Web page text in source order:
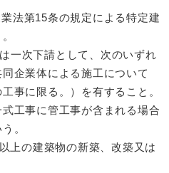
法第15条の規定による特定建
一次下請として、次のいずれ
企業体による施工について
事に限る。）を有すること。
工事に管工事が含まれる場合
。
の建築物の新築、改築又は